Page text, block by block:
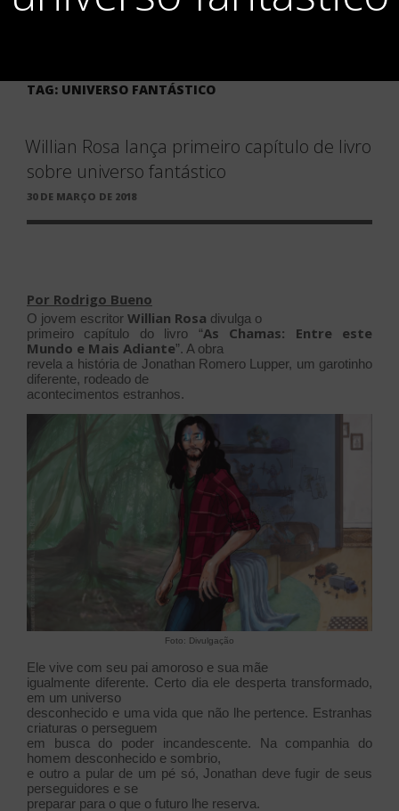
TAG: UNIVERSO FANTÁSTICO
Willian Rosa lança primeiro capítulo de livro
sobre universo fantástico
PUBLICADO
30 DE MARÇO DE 2018
Por Rodrigo Bueno
O jovem escritor Willian Rosa divulga o
primeiro capítulo do livro “As Chamas: Entre este
Mundo e Mais Adiante”. A obra
revela a história de Jonathan Romero Lupper, um garotinho
diferente, rodeado de
acontecimentos estranhos.
Foto: Divulgação
Ele vive com seu pai amoroso e sua mãe
igualmente diferente. Certo dia ele desperta transformado,
em um universo
desconhecido e uma vida que não lhe pertence. Estranhas
criaturas o perseguem
em busca do poder incandescente. Na companhia do
homem desconhecido e sombrio,
e outro a pular de um pé só, Jonathan deve fugir de seus
perseguidores e se
preparar para o que o futuro lhe reserva.